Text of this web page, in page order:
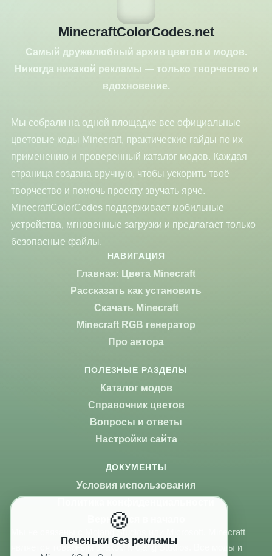
MinecraftColorCodes.net
Самый дружелюбный архив цветов и модов.
Никогда никакой рекламы — только творчество и
вдохновение.
Мы собрали на одной площадке все официальные
цветовые коды Minecraft, практические гайды по их
применению и проверенный каталог модов. Каждая
страница создана вручную, чтобы ускорить твоё
творчество и помочь проекту звучать ярче.
MinecraftColorCodes поддерживает мобильные
устройства, мгновенные загрузки и предлагает только
безопасные файлы.
НАВИГАЦИЯ
Главная: Цвета Minecraft
Рассказать как установить
Скачать Minecraft
Minecraft RGB генератор
Про автора
ПОЛЕЗНЫЕ РАЗДЕЛЫ
Каталог модов
Справочник цветов
Вопросы и ответы
Настройки сайта
ДОКУМЕНТЫ
Условия использования
Вернуться в начало
Мы не связаны с Mojang Studios или Microsoft. Minecraft
является товарным знаком Mojang Studios. Все моды и
🍪
Печеньки без рекламы